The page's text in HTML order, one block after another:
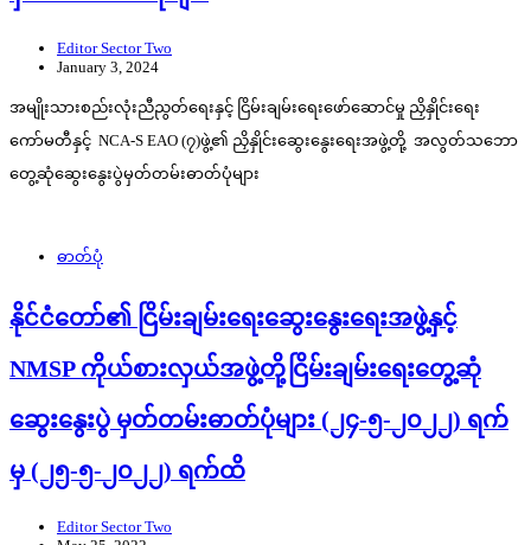
Editor Sector Two
January 3, 2024
အမျိုးသားစည်းလုံးညီညွတ်ရေးနှင့် ငြိမ်းချမ်းရေးဖော်ဆောင်မှု ညှိနှိုင်းရေး
ကော်မတီနှင့် NCA-S EAO (၇)ဖွဲ့၏ ညှိနှိုင်းဆွေးနွေးရေးအဖွဲ့တို့ အလွတ်သဘော
တွေ့ဆုံဆွေးနွေးပွဲမှတ်တမ်းဓာတ်ပုံများ
ဓာတ်ပုံ
နိုင်ငံတော်၏ ငြိမ်းချမ်းရေးဆွေးနွေးရေးအဖွဲ့နှင့်
NMSP ကိုယ်စားလှယ်အဖွဲ့တို့ငြိမ်းချမ်းရေးတွေ့ဆုံ
ဆွေးနွေးပွဲ မှတ်တမ်းဓာတ်ပုံများ (၂၄-၅-၂၀၂၂) ရက်
မှ (၂၅-၅-၂၀၂၂) ရက်ထိ
Editor Sector Two